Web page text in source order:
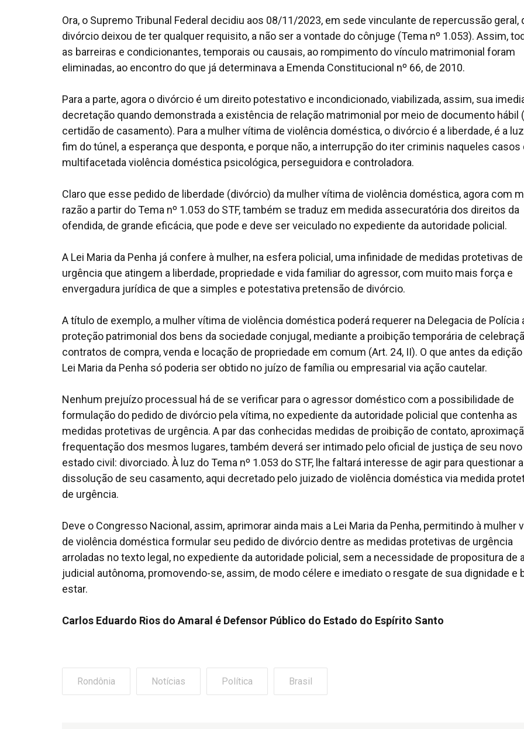
Ora, o Supremo Tribunal Federal decidiu aos 08/11/2023, em sede vinculante de repercussão geral,
divórcio deixou de ter qualquer requisito, a não ser a vontade do cônjuge (Tema nº 1.053). Assim,
as barreiras e condicionantes, temporais ou causais, ao rompimento do vínculo matrimonial foram
eliminadas, ao encontro do que já determinava a Emenda Constitucional nº 66, de 2010.
Para a parte, agora o divórcio é um direito potestativo e incondicionado, viabilizada, assim, sua
decretação quando demonstrada a existência de relação matrimonial por meio de documento hábil
certidão de casamento). Para a mulher vítima de violência doméstica, o divórcio é a liberdade, é a
fim do túnel, a esperança que desponta, e porque não, a interrupção do iter criminis naqueles casos
multifacetada violência doméstica psicológica, perseguidora e controladora.
Claro que esse pedido de liberdade (divórcio) da mulher vítima de violência doméstica, agora com
razão a partir do Tema nº 1.053 do STF, também se traduz em medida assecuratória dos direitos da
ofendida, de grande eficácia, que pode e deve ser veiculado no expediente da autoridade policial.
A Lei Maria da Penha já confere à mulher, na esfera policial, uma infinidade de medidas protetivas de
urgência que atingem a liberdade, propriedade e vida familiar do agressor, com muito mais força e
envergadura jurídica de que a simples e potestativa pretensão de divórcio.
A título de exemplo, a mulher vítima de violência doméstica poderá requerer na Delegacia de Polícia
proteção patrimonial dos bens da sociedade conjugal, mediante a proibição temporária de
contratos de compra, venda e locação de propriedade em comum (Art. 24, II). O que antes da edição
Lei Maria da Penha só poderia ser obtido no juízo de família ou empresarial via ação cautelar.
Nenhum prejuízo processual há de se verificar para o agressor doméstico com a possibilidade de
formulação do pedido de divórcio pela vítima, no expediente da autoridade policial que contenha as
medidas protetivas de urgência. A par das conhecidas medidas de proibição de contato,
frequentação dos mesmos lugares, também deverá ser intimado pelo oficial de justiça de seu novo
estado civil: divorciado. À luz do Tema nº 1.053 do STF, lhe faltará interesse de agir para questionar a
dissolução de seu casamento, aqui decretado pelo juizado de violência doméstica via medida
de urgência.
Deve o Congresso Nacional, assim, aprimorar ainda mais a Lei Maria da Penha, permitindo à mulher
de violência doméstica formular seu pedido de divórcio dentre as medidas protetivas de urgência
arroladas no texto legal, no expediente da autoridade policial, sem a necessidade de propositura de
judicial autônoma, promovendo-se, assim, de modo célere e imediato o resgate de sua dignidade e
estar.
Carlos Eduardo Rios do Amaral é Defensor Público do Estado do Espírito Santo
Rondônia Notícias Política Brasil